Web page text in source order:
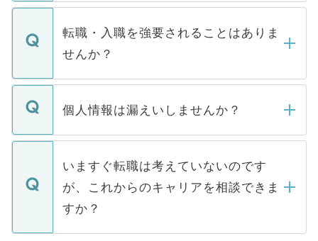
ます。通常、5営業日以内にはご連絡をせて
いただきますので、しばらくお待ちくださ
い。
マイナビDOCTORで取り扱っている求人の
うち約3割は、Webサイトからご覧いただ
けない「非公開求人」です。非公開求人は
下記の理由によって、一般には公開してい
ません。
■応募殺到を避けるため 人気のある医療機
関を公にしてしまうと、応募が殺到する場
に、医療機関が求める条件に合った人材の
みを人材紹介会社に依頼するケースが増え
ています。
転職・入職を強要されることはありま
せんか？
転職・入職を強要することは一切ありませ
ん。また、仮に応募先から内定をいただい
定を承諾する必要はありません。内定先へ
の辞退の連絡はキャリアパートナーが行い
ますので、ご安心ください。
個人情報は漏えいしませんか？
個人情報が漏えいすることはありませんの
で、ご安心ください。当サイトからの登録
などで収集したご登録者様の個人情報は、
ご本人のキャリアアップおよび転職活動の
支援を目的に使用いたします。お預かりし
ているすべての個人データはご本人の許可
いますぐ転職は考えていないのです
が、これからのキャリアを相談できま
すか？